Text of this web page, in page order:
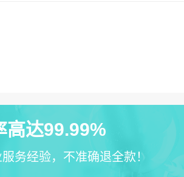
高达99.99%
务经验，不准确退全款！